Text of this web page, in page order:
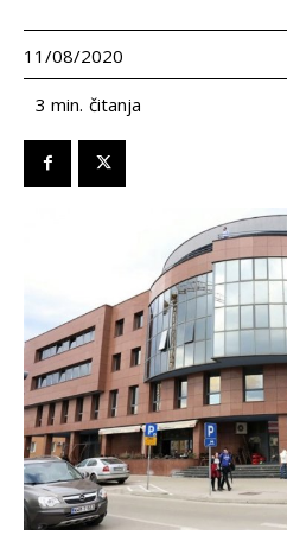
11/08/2020
3 min. čitanja